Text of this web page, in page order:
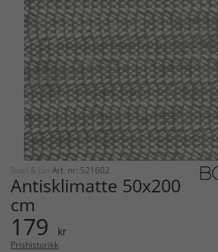
Boel & Jan Art. nr: 521602
Antisklimatte 50x200
cm
179 kr
Prishistorikk